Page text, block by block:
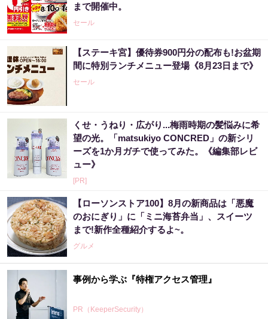
まで開催中。
セール
【ステーキ宮】優待券900円分の配布も!お盆期
間に特別ランチメニュー登場《8月23日まで》
セール
くせ・うねり・広がり...梅雨時期の髪悩みに希
望の光。「matsukiyo CONCRED」の新シリ
ーズを1か月ガチで使ってみた。《編集部レビ
ュー》
[PR]
【ローソンストア100】8月の新商品は「悪魔
のおにぎり」に「ミニ海苔弁当」、スイーツ
まで!新作全種紹介するよ~。
グルメ
事例から学ぶ『特権アクセス管理』
PR（KeeperSecurity）